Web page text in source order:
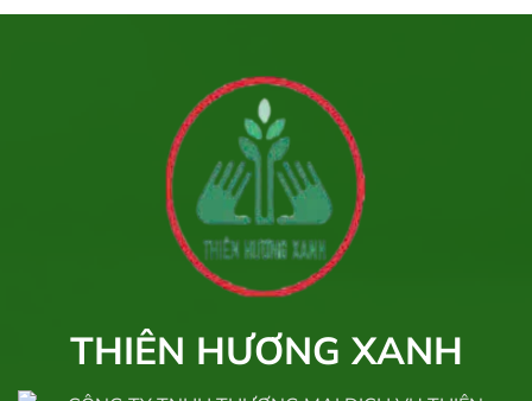
THIÊN HƯƠNG XANH